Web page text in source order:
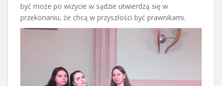
być może po wizycie w sądzie utwierdzą się w
przekonaniu, że chcą w przyszłości być prawnikami.